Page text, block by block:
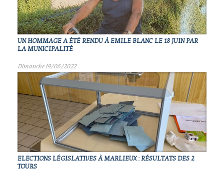
UN HOMMAGE A ÉTÉ RENDU À EMILE BLANC LE 18 JUIN PAR
LA MUNICIPALITÉ
Dimanche 19/06/2022
ELECTIONS LÉGISLATIVES À MARLIEUX : RÉSULTATS DES 2
TOURS